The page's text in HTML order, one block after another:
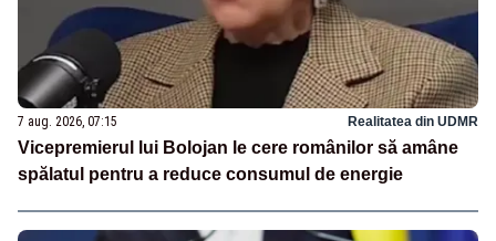
7 aug. 2026, 07:15 Realitatea din UDMR
Vicepremierul lui Bolojan le cere românilor să amâne
spălatul pentru a reduce consumul de energie